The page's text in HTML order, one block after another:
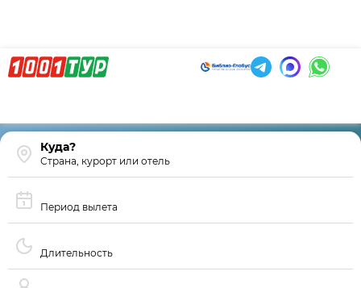
Страна, курорт или отель
Период вылета
Длительность